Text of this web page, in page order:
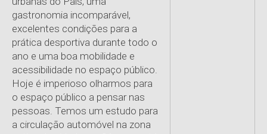
gastronomia incomparável,
excelentes condições para a
prática desportiva durante todo o
ano e uma boa mobilidade e
acessibilidade no espaço público.
Hoje é imperioso olharmos para
o espaço público a pensar nas
pessoas. Temos um estudo para
a circulação automóvel na zona